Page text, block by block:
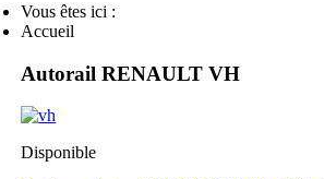
Vous êtes ici :
Accueil
Autorail RENAULT VH
Disponible